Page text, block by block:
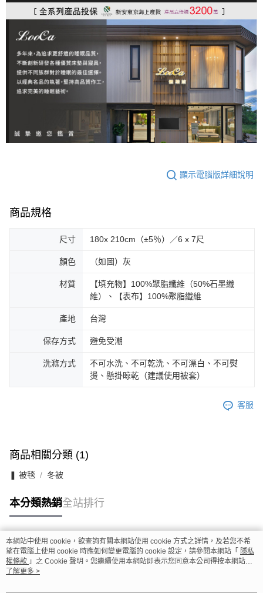
顯示電腦版詳細說明
商品規格
尺寸 180x 210cm（±5％）／6 x 7尺
顏色 （如圖）灰
材質
【填充物】100%聚脂纖維（50%石墨纖
維）、【表布】100%聚脂纖維
產地 台灣
保存方式 避免受潮
洗滌方式
不可水洗、不可乾洗、不可漂白、不可熨
燙、懸掛晾乾（建議使用被套）
客服
商品相關分類 (1)
❚ 被毯 冬被
本分類熱銷全站排行
熱門標籤
本網站中使用 cookie，欲查詢有關本網站使用 cookie 方式之詳情，及若您不希
望在電腦上使用 cookie 時應如何變更電腦的 cookie 設定，請參閱本網站「 隱私
權條款 」之 Cookie 聲明。您繼續使用本網站即表示您同意本公司得按本網站使
用條款之 Cookie 聲明使用 cookie。
了解更多 >